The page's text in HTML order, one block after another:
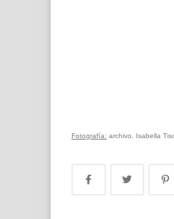
Fotografía: archivo. Isabella